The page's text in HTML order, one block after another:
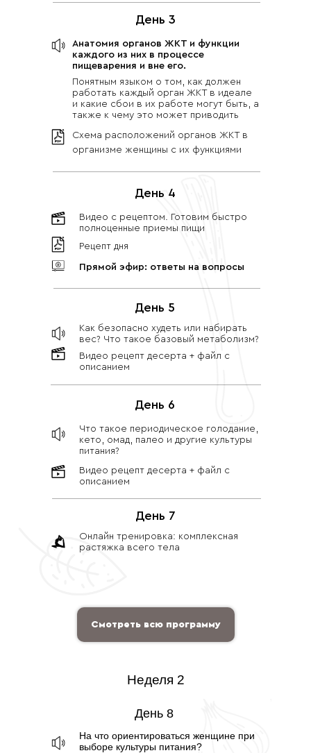
День 3
Анатомия органов ЖКТ и функции
каждого из них в процессе
пищеварения и вне его.
Понятным языком о том, как должен
работать каждый орган ЖКТ в идеале
и какие сбои в их работе могут быть, а
также к чему это может приводить
Схема расположений органов ЖКТ в
организме женщины с их функциями
День 4
Видео с рецептом. Готовим быстро
полноценные приемы пищи
Рецепт дня
Прямой эфир: ответы на вопросы
День 5
Как безопасно худеть или набирать
вес? Что такое базовый метаболизм?
Видео рецепт десерта + файл с
описанием
День 6
Что такое периодическое голодание,
кето, омад, палео и другие культуры
питания?
Видео рецепт десерта + файл с
описанием
День 7
Онлайн тренировка: комплексная
растяжка всего тела
Смотреть всю программу
Неделя 2
День 8
На что ориентироваться женщине при
выборе культуры питания?